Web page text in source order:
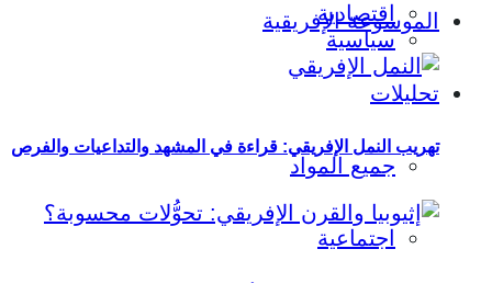
الموسوعة الإفريقية
تحليلات
جميع المواد
اجتماعية
اقتصادية
سياسية
تهريب النمل الإفريقي: قراءة في المشهد والتداعيات والفرص